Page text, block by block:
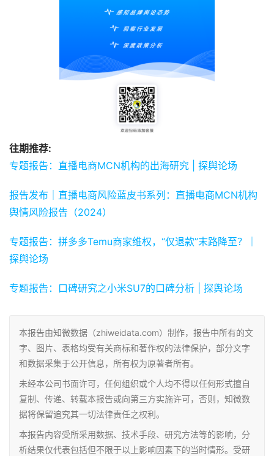
往期推荐:
专题报告：直播电商MCN机构的出海研究 | 探舆论场
报告发布｜直播电商风险蓝皮书系列：直播电商MCN机构
舆情风险报告（2024）
专题报告：拼多多Temu商家维权，“仅退款”末路降至？｜
探舆论场
专题报告：口碑研究之小米SU7的口碑分析 | 探舆论场
本报告由知微数据（zhiweidata.com）制作，报告中所有的文
字、图片、表格均受有关商标和著作权的法律保护，部分文字
和数据采集于公开信息，所有权为原著者所有。
未经本公司书面许可，任何组织或个人均不得以任何形式擅自
复制、传递、转载本报告或向第三方实施许可，否则，知微数
据将保留追究其一切法律责任之权利。
本报告内容受所采用数据、技术手段、研究方法等的影响，分
析结果仅代表包括但不限于以上影响因素下的当时情形。受研